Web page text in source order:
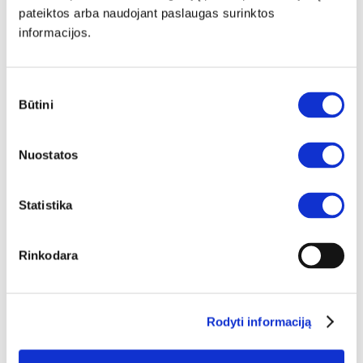
pateiktos arba naudojant paslaugas surinktos
informacijos.
pasirinkimas
Būtini
Nuostatos
Statistika
Rinkodara
Rodyti informaciją
Į krepšelį
CORDINA staliukas